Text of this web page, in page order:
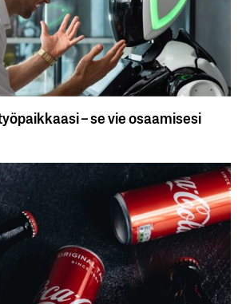
– se vie osaamisesi